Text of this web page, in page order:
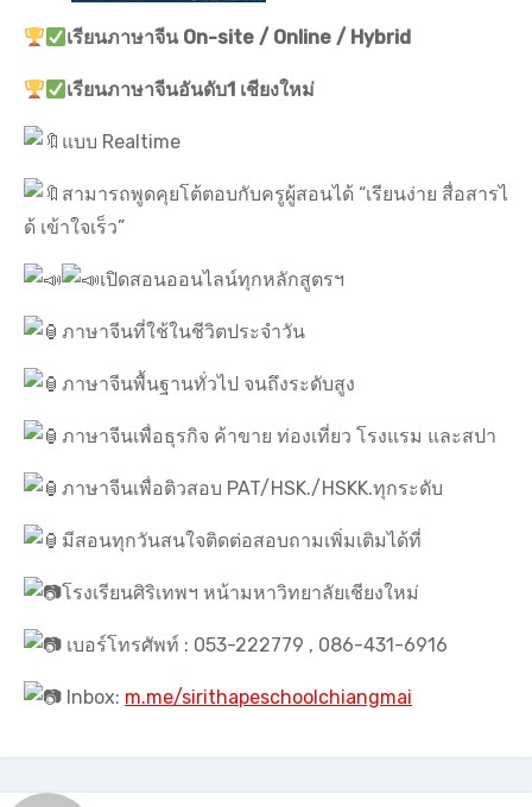
เรียนภาษาจีน On-site / Online / Hybrid
เรียนภาษาจีนอันดับ1 เชียงใหม่
แบบ Realtime
สามารถพูดคุยโต้ตอบกับครูผู้สอนได้ “เรียนง่าย สื่อสารไ
ด้ เข้าใจเร็ว”
เปิดสอนออนไลน์ทุกหลักสูตรฯ
ภาษาจีนที่ใช้ในชีวิตประจำวัน
ภาษาจีนพื้นฐานทั่วไป จนถึงระดับสูง
ภาษาจีนเพื่อธุรกิจ ค้าขาย ท่องเที่ยว โรงแรม และสปา
ภาษาจีนเพื่อติวสอบ PAT/HSK./HSKK.ทุกระดับ
มีสอนทุกวันสนใจติดต่อสอบถามเพิ่มเติมได้ที่
โรงเรียนศิริเทพฯ หน้ามหาวิทยาลัยเชียงใหม่
เบอร์โทรศัพท์ : 053-222779 , 086-431-6916
Inbox: m.me/sirithapeschoolchiangmai